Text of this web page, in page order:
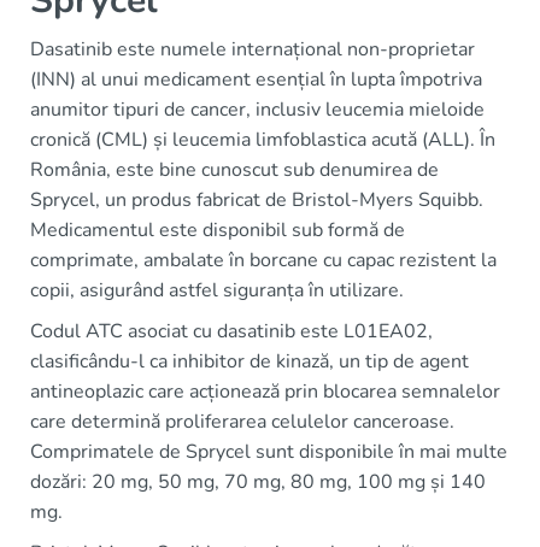
Dasatinib este numele internațional non-proprietar
(INN) al unui medicament esențial în lupta împotriva
anumitor tipuri de cancer, inclusiv leucemia mieloide
cronică (CML) și leucemia limfoblastica acută (ALL). În
România, este bine cunoscut sub denumirea de
Sprycel, un produs fabricat de Bristol-Myers Squibb.
Medicamentul este disponibil sub formă de
comprimate, ambalate în borcane cu capac rezistent la
copii, asigurând astfel siguranța în utilizare.
Codul ATC asociat cu dasatinib este L01EA02,
clasificându-l ca inhibitor de kinază, un tip de agent
antineoplazic care acționează prin blocarea semnalelor
care determină proliferarea celulelor canceroase.
Comprimatele de Sprycel sunt disponibile în mai multe
dozări: 20 mg, 50 mg, 70 mg, 80 mg, 100 mg și 140
mg.